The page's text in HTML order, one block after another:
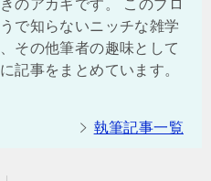
のアカギです。 このブロ
で知らないニッチな雑学
その他筆者の趣味として
記事をまとめています。
執筆記事一覧